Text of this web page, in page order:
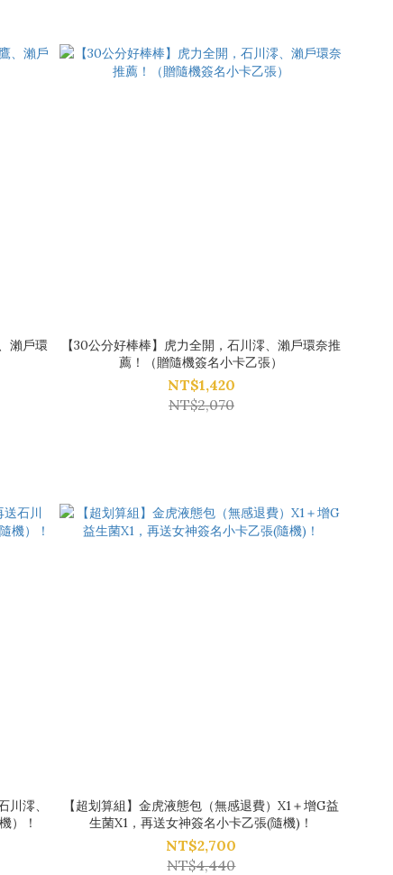
瀨戶環
【30公分好棒棒】虎力全開，石川澪、瀨戶環奈推
薦！（贈隨機簽名小卡乙張）
NT$1,420
NT$2,070
澪、
）！
【超划算組】金虎液態包（無感退費）X1＋增G益
生菌X1，再送女神簽名小卡乙張(隨機)！
NT$2,700
NT$4,440